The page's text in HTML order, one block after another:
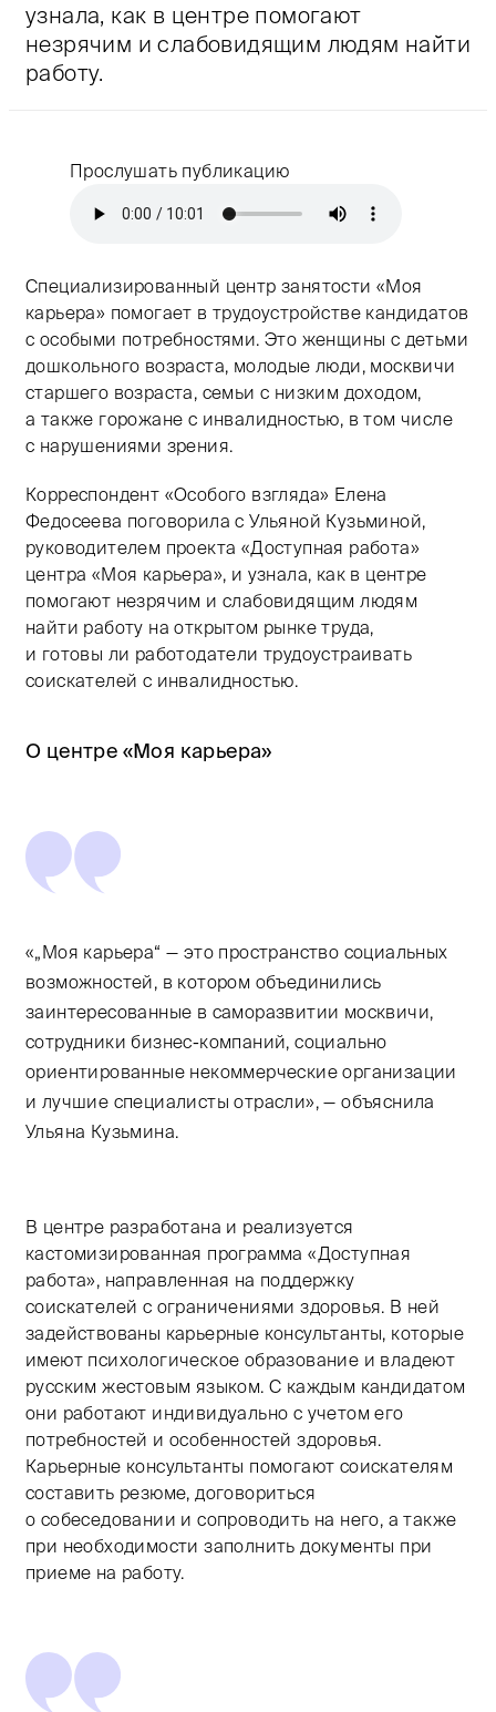
узнала, как в центре помогают
незрячим и слабовидящим людям найти
работу.
Прослушать публикацию
Тифлокомментарий: цветная иллюстрация в
Специализированный центр занятости «Моя
карьера» помогает в трудоустройстве кандидатов
с особыми потребностями. Это женщины с детьми
дошкольного возраста, молодые люди, москвичи
старшего возраста, семьи с низким доходом,
а также горожане с инвалидностью, в том числе
с нарушениями зрения.
Корреспондент «Особого взгляда» Елена
Федосеева поговорила с Ульяной Кузьминой,
руководителем проекта «Доступная работа»
центра «Моя карьера», и узнала, как в центре
помогают незрячим и слабовидящим людям
найти работу на открытом рынке труда,
и готовы ли работодатели трудоустраивать
соискателей с инвалидностью.
О центре «Моя карьера»
«„Моя карьера“ — это пространство социальных
возможностей, в котором объединились
заинтересованные в саморазвитии москвичи,
сотрудники бизнес-компаний, социально
ориентированные некоммерческие организации
и лучшие специалисты отрасли», — объяснила
Ульяна Кузьмина.
В центре разработана и реализуется
кастомизированная программа «Доступная
работа», направленная на поддержку
соискателей с ограничениями здоровья. В ней
задействованы карьерные консультанты, которые
имеют психологическое образование и владеют
русским жестовым языком. С каждым кандидатом
они работают индивидуально с учетом его
потребностей и особенностей здоровья.
Карьерные консультанты помогают соискателям
составить резюме, договориться
о собеседовании и сопроводить на него, а также
при необходимости заполнить документы при
приеме на работу.